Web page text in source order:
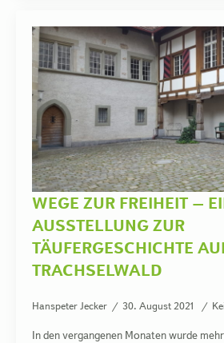
WEGE ZUR FREIHEIT –
AUSSTELLUNG ZUR
TÄUFERGESCHICHTE
TRACHSELWALD
Hanspeter Jecker 30. August 2021
In den vergangenen Monaten wurde